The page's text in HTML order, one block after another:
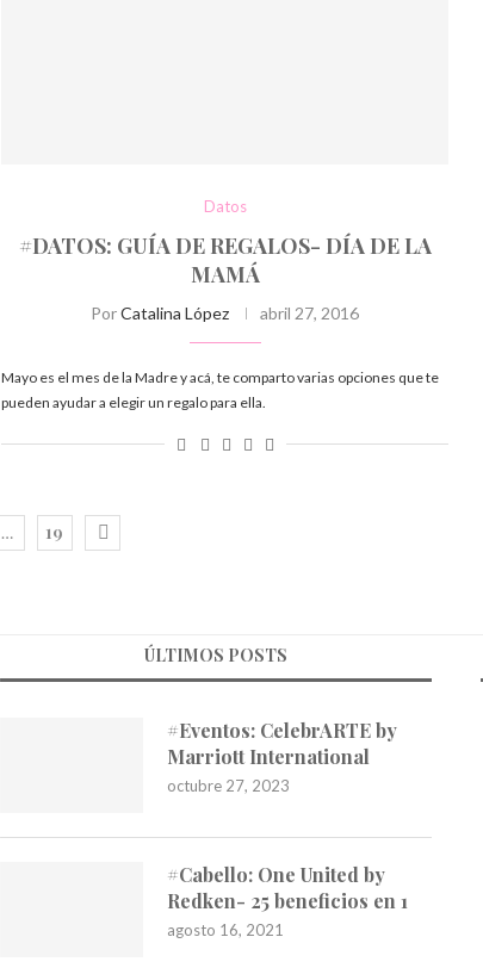
Datos
#DATOS: GUÍA DE REGALOS- DÍA DE LA
MAMÁ
PorCatalina López abril 27, 2016
Mayo es el mes de la Madre y acá, te comparto varias opciones que te
pueden ayudar a elegir un regalo para ella.
… 19
ÚLTIMOS POSTS
#Eventos: CelebrARTE by
Marriott International
octubre 27, 2023
#Cabello: One United by
Redken- 25 beneficios en 1
agosto 16, 2021